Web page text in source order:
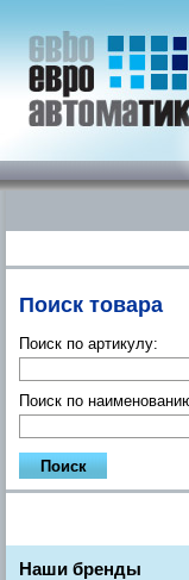
Поиск товара
Поиск по артикулу:
Поиск по
Наши бренды